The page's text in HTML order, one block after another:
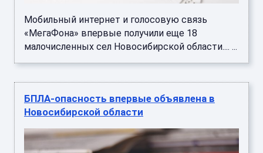
Мобильный интернет и голосовую связь
«МегаФона» впервые получили еще 18
малочисленных сел Новосибирской области.... ...
БПЛА-опасность впервые объявлена в
Новосибирской области